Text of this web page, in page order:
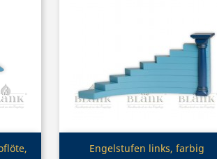
Vorschau
Engelstufen links, farbig